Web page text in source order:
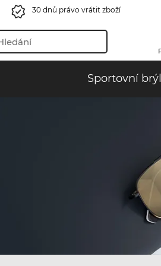
30 dnů právo vrátit zboží
Sportovní